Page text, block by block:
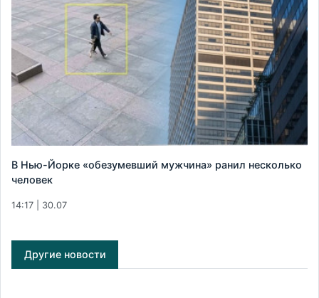
В Нью-Йорке «обезумевший мужчина» ранил несколько
человек
14:17 | 30.07
Другие новости